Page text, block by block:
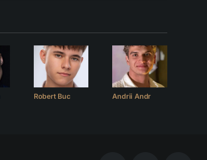
Robert Buc Andrii Andr